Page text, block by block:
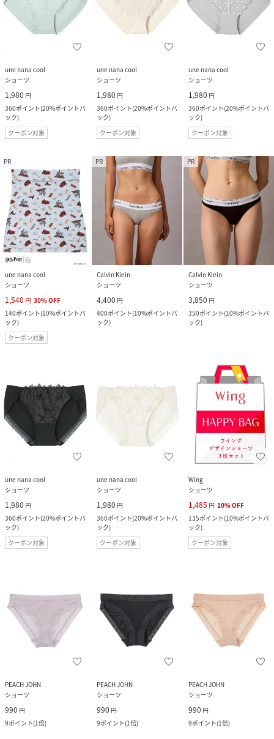
une nana cool
ショーツ
1,980 円
360ポイント(20%ポイントバ
ック)
クーポン対象
une nana cool
ショーツ
1,980 円
360ポイント(20%ポイントバ
ック)
クーポン対象
une nana cool
ショーツ
1,980 円
360ポイント(20%ポイントバ
ック)
クーポン対象
PR
une nana cool
ショーツ
1,540 円 30%OFF
140ポイント(10%ポイントバ
ック)
クーポン対象
PR
Calvin Klein
ショーツ
4,400 円
400ポイント(10%ポイントバ
ック)
PR
Calvin Klein
ショーツ
3,850 円
350ポイント(10%ポイントバ
ック)
une nana cool
ショーツ
1,980 円
360ポイント(20%ポイントバ
ック)
クーポン対象
une nana cool
ショーツ
1,980 円
360ポイント(20%ポイントバ
ック)
クーポン対象
Wing
ショーツ
1,485 円 10%OFF
135ポイント(10%ポイントバ
ック)
クーポン対象
PEACH JOHN
ショーツ
990 円
9ポイント(1倍)
PEACH JOHN
ショーツ
990 円
9ポイント(1倍)
PEACH JOHN
ショーツ
990 円
9ポイント(1倍)